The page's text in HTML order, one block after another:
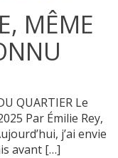
MÊME
QUARTIER Le
Par Émilie Rey,
j’ai envie
avant […]